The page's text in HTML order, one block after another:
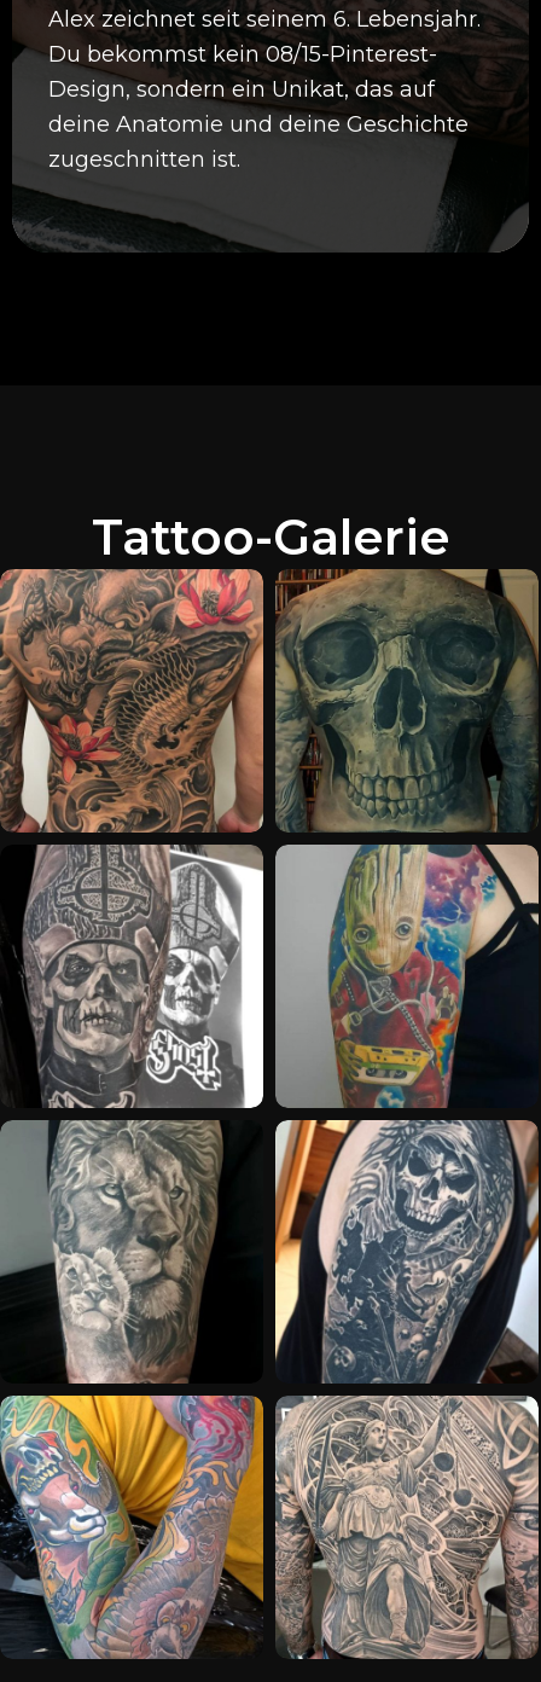
Alex zeichnet seit seinem 6. Lebensjahr.
Du bekommst kein 08/15-Pinterest-
Design, sondern ein Unikat, das auf
deine Anatomie und deine Geschichte
zugeschnitten ist.
Tattoo-Galerie